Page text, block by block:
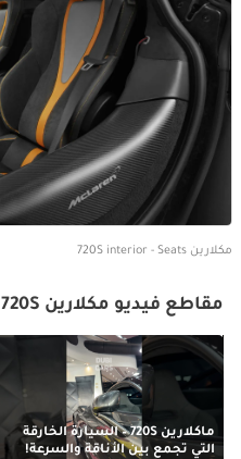
مكلارين 720S interior - Seats
مقاطع فيديو مكلارين 720S
ماكلارين 720S – السيارة الخارقة
التي تجمع بين الأناقة والسرعة!